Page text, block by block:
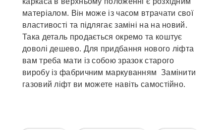
матеріалом. Він може із часом втрачати свої
властивості та підлягає заміні на на новий.
Така деталь продається окремо та коштує
доволі дешево. Для придбання нового ліфта
вам треба мати із собою зразок старого
виробу із фабричним маркуванням Замінити
газовий ліфт ви можете навіть самостійно.